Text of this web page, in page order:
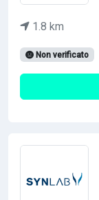
1.8 km
Non verificato